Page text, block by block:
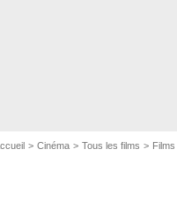
Cinéma Tous les films